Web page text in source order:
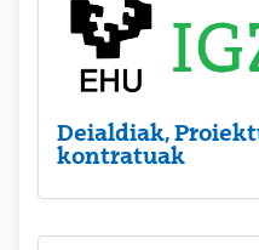
Deialdiak,
kontratuak